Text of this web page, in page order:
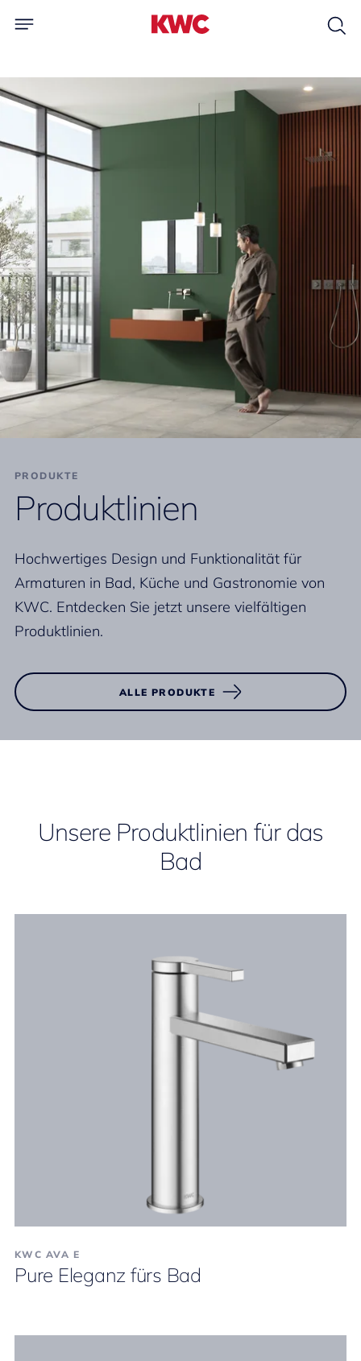
PRODUKTE
Produktlinien
Hochwertiges Design und Funktionalität für
Armaturen in Bad, Küche und Gastronomie von
KWC. Entdecken Sie jetzt unsere vielfältigen
Produktlinien.
ALLE PRODUKTE
Unsere Produktlinien für das
Bad
KWC AVA E
Pure Eleganz fürs Bad